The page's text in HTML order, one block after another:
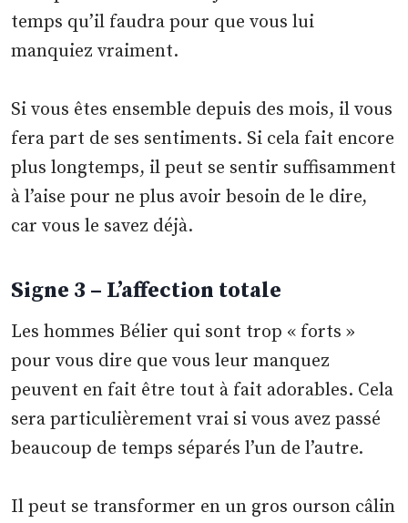
temps qu’il faudra pour que vous lui
manquiez vraiment.
Si vous êtes ensemble depuis des mois, il vous
fera part de ses sentiments. Si cela fait encore
plus longtemps, il peut se sentir suffisamment
à l’aise pour ne plus avoir besoin de le dire,
car vous le savez déjà.
Signe 3 – L’affection totale
Les hommes Bélier qui sont trop « forts »
pour vous dire que vous leur manquez
peuvent en fait être tout à fait adorables. Cela
sera particulièrement vrai si vous avez passé
beaucoup de temps séparés l’un de l’autre.
Il peut se transformer en un gros ourson câlin